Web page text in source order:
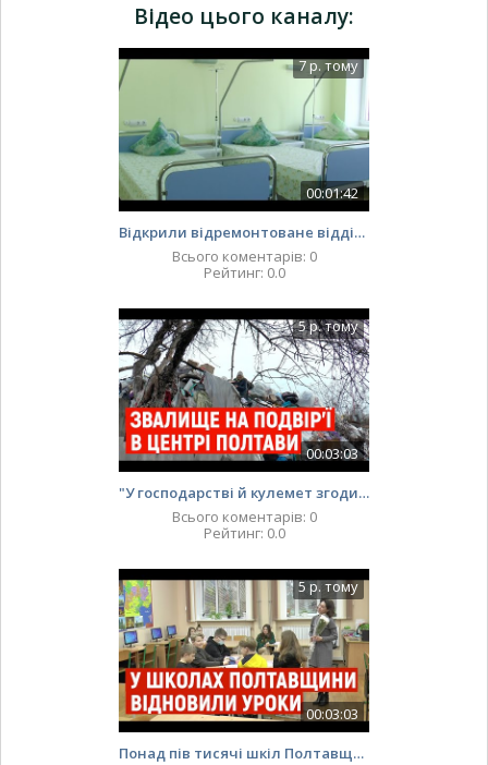
Відео цього каналу:
7 р. тому
00:01:42
Відкрили відремонтоване відділення хіміотерапії Полтавського онкодиспансеру
Всього коментарів: 0
Рейтинг: 0.0
5 р. тому
00:03:03
"У господарстві й кулемет згодиться": у Полтаві прибирають купу сміття із подвір’я пенсіонерки
Всього коментарів: 0
Рейтинг: 0.0
5 р. тому
00:03:03
Понад пів тисячі шкіл Полтавщини відновили повністю уроки у школах